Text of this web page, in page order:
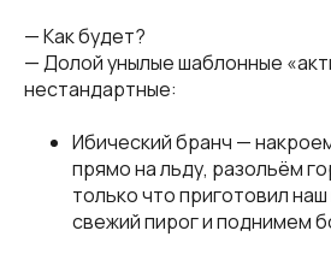
— Как будет?
— Долой унылые шаблонные
нестандартные:
Ибический бранч —
прямо на льду, разольём
только что приготовил
свежий пирог и поднимем